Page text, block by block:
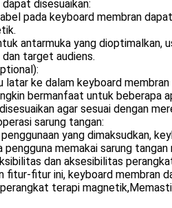
disesuaikan:
pada keyboard membran
antarmuka yang dioptimalkan,
target audiens.
latar ke dalam keyboard
bermanfaat untuk beberapa
agar sesuai dengan
sarung tangan:
yang dimaksudkan,
pengguna memakai sarung
dan aksesibilitas
fitur-fitur ini, keyboard membran
terapi